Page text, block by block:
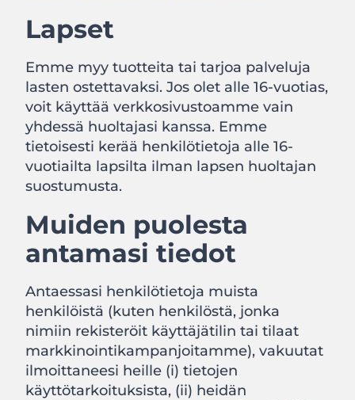
Lapset
Emme myy tuotteita tai tarjoa palveluja
lasten ostettavaksi. Jos olet alle 16-vuotias,
voit käyttää verkkosivustoamme vain
yhdessä huoltajasi kanssa. Emme
tietoisesti kerää henkilötietoja alle 16-
vuotiailta lapsilta ilman lapsen huoltajan
suostumusta.
Muiden puolesta
antamasi tiedot
Antaessasi henkilötietoja muista
henkilöistä (kuten henkilöstä, jonka
nimiin rekisteröit käyttäjätilin tai tilaat
markkinointikampanjoitamme), vakuutat
ilmoittaneesi heille (i) tietojen
käyttötarkoituksista, (ii) heidän